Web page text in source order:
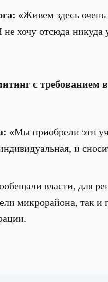
«Живем здесь
хочу отсюда никуда
с требованием
«Мы приобрели эти
и
власти, для
микрорайона, так и